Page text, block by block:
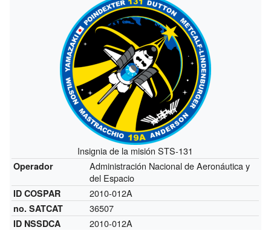
Insignia de la misión STS-131
Operador
Administración Nacional de Aeronáutica y
del Espacio
ID COSPAR 2010-012A
no. SATCAT 36507
ID NSSDCA 2010-012A